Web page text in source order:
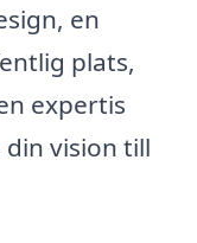
en
plats,
expertis
vision till